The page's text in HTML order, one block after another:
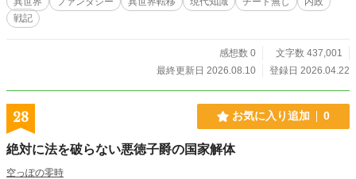
戦記
感想数 0
文字数 437,001
最終更新日 2026.08.10
登録日 2026.04.22
28 お気に入り追加 0
絶対に法を破らない悪徳子爵の国家解体
空っぽの零時